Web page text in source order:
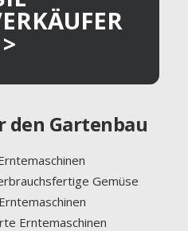
>
den Gartenbau
Gemüse
Erntemaschinen